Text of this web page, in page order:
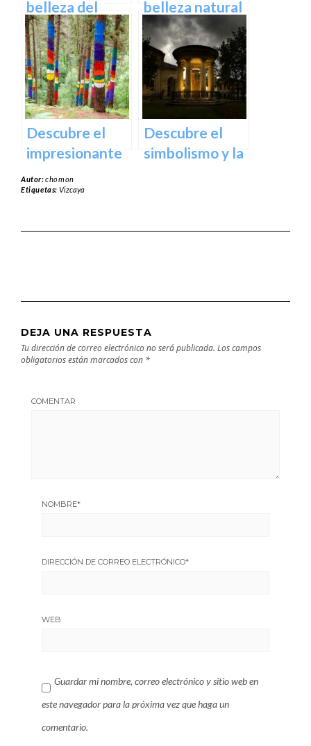
belleza del
Santuario de
Arantzazu en
Guipuzcoa –
Guía turística y
cultural
belleza natural
del Parque
Natural de
Aralar en tu
próxima
escapada
Descubre el
impresionante
arte natural del
Bosque de Oma
Descubre el
simbolismo y la
Vizcaya
Autor:chomon
Etiquetas: Vizcaya
DEJA UNA RESPUESTA
Tu dirección de correo electrónico no será publicada. Los campos
obligatorios están marcados con *
COMENTAR
NOMBRE*
DIRECCIÓN DE CORREO ELECTRÓNICO*
WEB
Guardar mi nombre, correo electrónico y sitio web en
este navegador para la próxima vez que haga un
comentario.